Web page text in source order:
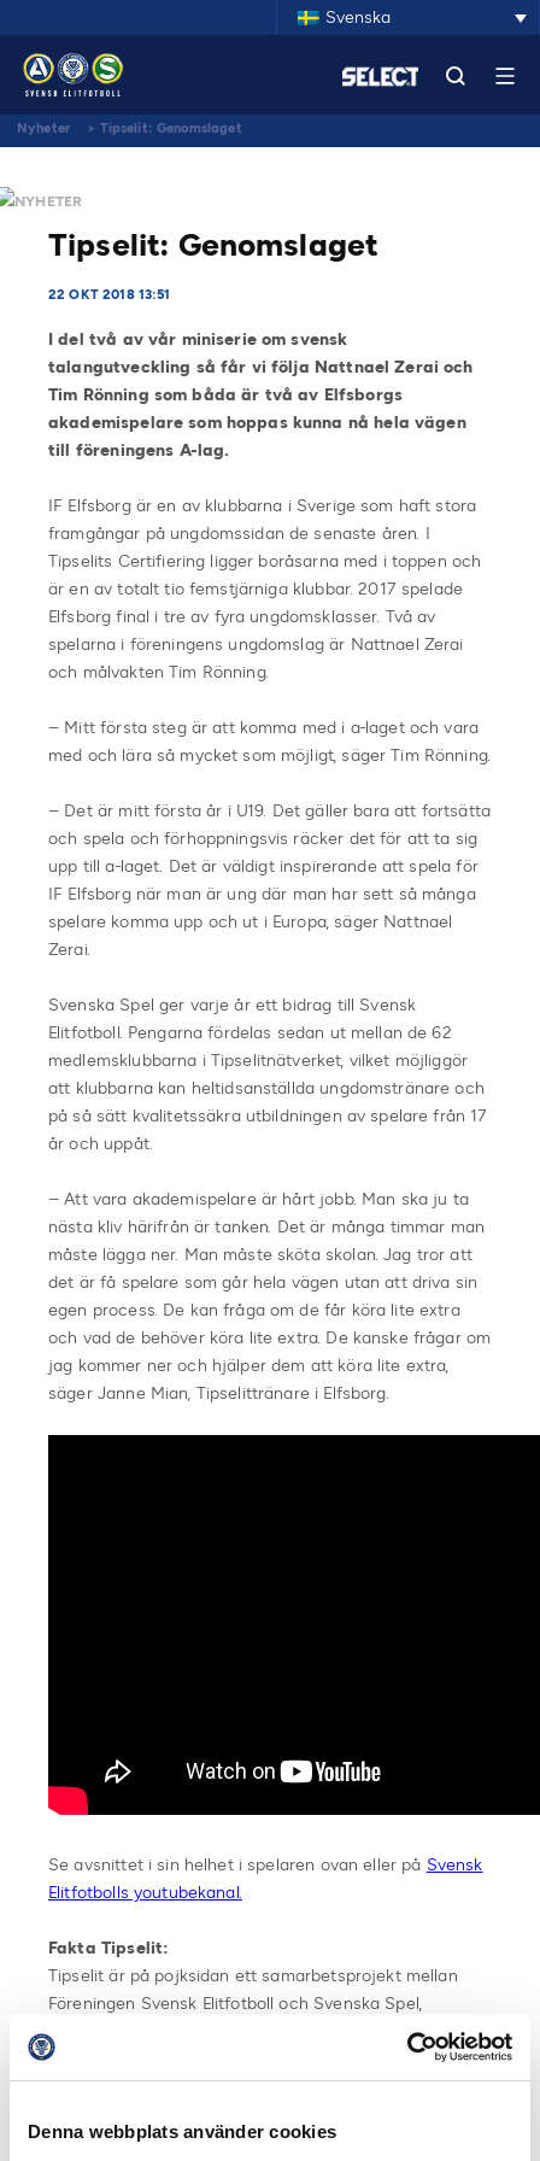
Denna webbplats använder cookies
Svenska
Nyheter > Tipselit: Genomslaget
NYHETER
Tipselit: Genomslaget
22 OKT 2018 13:51
I del två av vår miniserie om svensk
talangutveckling så får vi följa Nattnael Zerai och
Tim Rönning som båda är två av Elfsborgs
akademispelare som hoppas kunna nå hela vägen
till föreningens A-lag.
IF Elfsborg är en av klubbarna i Sverige som haft stora
framgångar på ungdomssidan de senaste åren. I
Tipselits Certifiering ligger boråsarna med i toppen och
är en av totalt tio femstjärniga klubbar. 2017 spelade
Elfsborg final i tre av fyra ungdomsklasser. Två av
spelarna i föreningens ungdomslag är Nattnael Zerai
och målvakten Tim Rönning.
– Mitt första steg är att komma med i a-laget och vara
med och lära så mycket som möjligt, säger Tim Rönning.
– Det är mitt första år i U19. Det gäller bara att fortsätta
och spela och förhoppningsvis räcker det för att ta sig
upp till a-laget. Det är väldigt inspirerande att spela för
IF Elfsborg när man är ung där man har sett så många
spelare komma upp och ut i Europa, säger Nattnael
Zerai.
Svenska Spel ger varje år ett bidrag till Svensk
Elitfotboll. Pengarna fördelas sedan ut mellan de 62
medlemsklubbarna i Tipselitnätverket, vilket möjliggör
att klubbarna kan heltidsanställda ungdomstränare och
på så sätt kvalitetssäkra utbildningen av spelare från 17
år och uppåt.
– Att vara akademispelare är hårt jobb. Man ska ju ta
nästa kliv härifrån är tanken. Det är många timmar man
måste lägga ner. Man måste sköta skolan. Jag tror att
det är få spelare som går hela vägen utan att driva sin
egen process. De kan fråga om de får köra lite extra
och vad de behöver köra lite extra. De kanske frågar om
jag kommer ner och hjälper dem att köra lite extra,
säger Janne Mian, Tipselittränare i Elfsborg.
Se avsnittet i sin helhet i spelaren ovan eller på Svensk
Elitfotbolls youtubekanal.
Fakta Tipselit:
Tipselit är på pojksidan ett samarbetsprojekt mellan
Föreningen Svensk Elitfotboll och Svenska Spel,
fotbollens huvudsponsor, och på flicksidan Elitfotboll
Dam, Svenska Fotbollförbundet och Svenska Spel, med
syfte att utveckla svensk elitfotboll. Detta görs genom
Svenska Spel med tolv miljoner kronor till svensk